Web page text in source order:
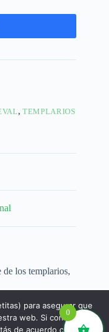
,TEMPLARIOS
los templarios,
0
para asegurar que
web. Si continúas
de acuerdo con ello.